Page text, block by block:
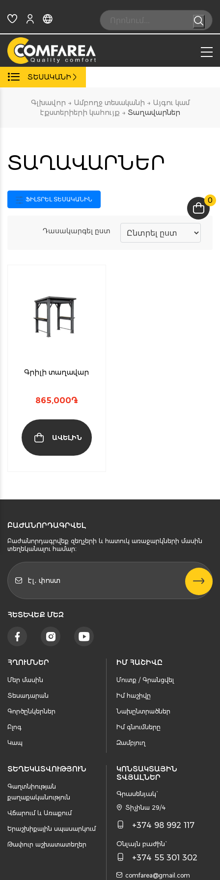
content
Search:
0
ՏԵՍԱԿԱՆԻ
Գլխավոր → Ամբողջ տեսականի → Այգու կամ
էքստերիերի կահույք → Տաղավարներ
ՏԱՂԱՎԱՐՆԵՐ
ՖԻԼՏՐԵԼ ՏԵՍԱԿԱՆԻՆ
Դասակարգել ըստ
Գրիլի տաղավար
865,000֏
ԱՎԵԼԻՆ
ԲԱԺԱՆՈՐԴԱԳՐՎԵԼ
Բաժանորդագրվեք զեղչերի և հատուկ առաջարկների մասին
տեղեկանալու համար։
ՀԵՏԵՒԵՔ ՄԵԶ
ՀՂՈՒՄՆԵՐ
Մեր մասին
Տեսադարան
Գործընկերներ
Բլոգ
Կապ
ԻՄ ՀԱՇԻՎԸ
Մուտք / Գրանցվել
Իմ հաշիվը
Նախընտրածներ
Իմ գնումները
Զամբյուղ
ՏԵՂԵԿԱՏՎՈՒԹՅՈՒՆ
Գաղտնիության
քաղաքականություն
Վճարում և Առաքում
Երաշխիքային սպասարկում
Թափուր աշխատատեղեր
ԿՈՆՏԱԿՏԱՅԻՆ
ՏՎՅԱԼՆԵՐ
Գրասենյակ`
Տիչինա 29/4
+374 98 992 117
Օնլայն բաժին`
+374 55 301 302
comfarea@gmail.com